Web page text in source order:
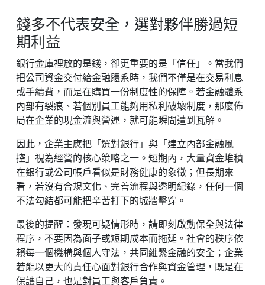
錢多不代表安全，選對夥伴勝過短
期利益
銀行金庫裡放的是錢，卻更重要的是「信任」。當我們
把公司資金交付給金融體系時，我們不僅是在交易利息
或手續費，而是在購買一份制度性的保障。若金融體系
內部有裂痕、若個別員工能夠用私利破壞制度，那麼佈
局在企業的現金流與營運，就可能瞬間遭到瓦解。
因此，企業主應把「選對銀行」與「建立內部金融風
控」視為經營的核心策略之一。短期內，大量資金堆積
在銀行或公司帳戶看似是財務健康的象徵；但長期來
看，若沒有合規文化、完善流程與透明紀錄，任何一個
不法勾結都可能把辛苦打下的城牆擊穿。
最後的提醒：發現可疑情形時，請即刻啟動保全與法律
程序，不要因為面子或短期成本而拖延。社會的秩序依
賴每一個機構與個人守法，共同維繫金融的安全；企業
若能以更大的責任心面對銀行合作與資金管理，既是在
保護自己，也是對員工與客戶負責。